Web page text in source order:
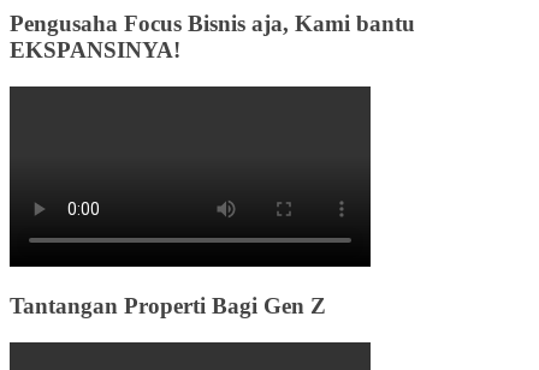
Pengusaha Focus Bisnis aja, Kami bantu
EKSPANSINYA!
Tantangan Properti Bagi Gen Z